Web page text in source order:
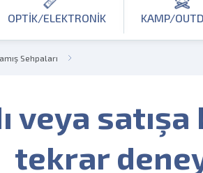
OPTIK/ELEKTRONIK KAMP/
Sehpaları
tekrar